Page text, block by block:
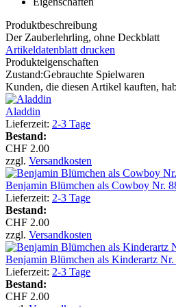
Produktbeschreibung
Der Zauberlehrling, ohne Deckblatt
Artikeldatenblatt drucken
Produkteigenschaften
Zustand:Gebrauchte Spielwaren
Kunden, die diesen Artikel kauften,
Aladdin
Lieferzeit: 2-3 Tage
Bestand:
CHF 2.00
zzgl. Versandkosten
Benjamin Blümchen als Cowboy Nr.
Lieferzeit: 2-3 Tage
Bestand:
CHF 2.00
zzgl. Versandkosten
Benjamin Blümchen als Kinderartz Nr.
Lieferzeit: 2-3 Tage
Bestand:
CHF 2.00